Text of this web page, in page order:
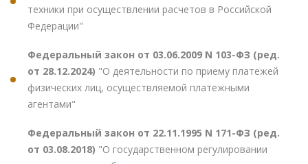
техники при осуществлении расчетов в Российской
Федерации"
Федеральный закон от 03.06.2009 N 103-ФЗ (ред.
от 28.12.2024) "О деятельности по приему платежей
физических лиц, осуществляемой платежными
агентами"
Федеральный закон от 22.11.1995 N 171-ФЗ (ред.
от 03.08.2018) "О государственном регулировании